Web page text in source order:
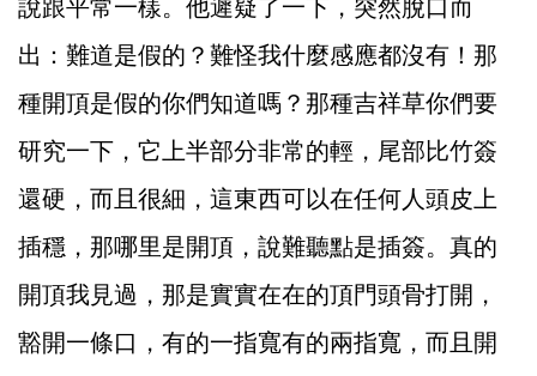
說跟平常一樣。他遲疑了一下，突然脫口而
出：難道是假的？難怪我什麼感應都沒有！那
種開頂是假的你們知道嗎？那種吉祥草你們要
研究一下，它上半部分非常的輕，尾部比竹簽
還硬，而且很細，這東西可以在任何人頭皮上
插穩，那哪里是開頂，說難聽點是插簽。真的
開頂我見過，那是實實在在的頂門頭骨打開，
豁開一條口，有的一指寬有的兩指寬，而且開